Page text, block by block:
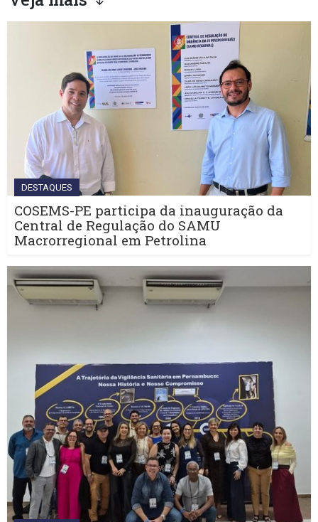
DESTAQUES
COSEMS-PE participa da inauguração da
Central de Regulação do SAMU
Macrorregional em Petrolina